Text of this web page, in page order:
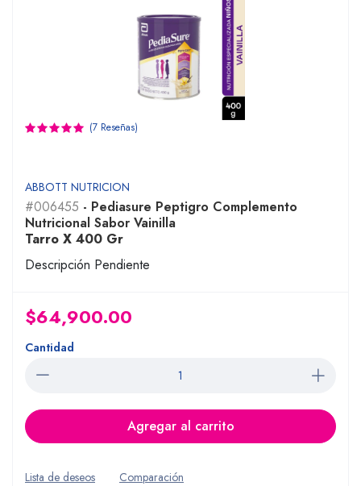
(7 Reseñas)
ABBOTT NUTRICION
#006455 - Pediasure Peptigro Complemento
Nutricional Sabor Vainilla
Tarro X 400 Gr
Descripción Pendiente
$64,900.00
Cantidad
Agregar al carrito
Lista de deseos Comparación